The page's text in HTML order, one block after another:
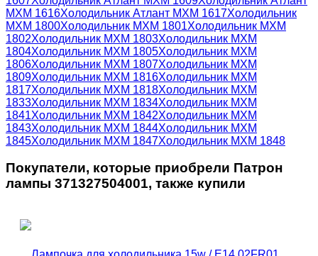
МХМ 1616Холодильник Атлант МХМ 1617Холодильник
МХМ 1800Холодильник МХМ 1801Холодильник МХМ
1802Холодильник МХМ 1803Холодильник МХМ
1804Холодильник МХМ 1805Холодильник МХМ
1806Холодильник МХМ 1807Холодильник МХМ
1809Холодильник МХМ 1816Холодильник МХМ
1817Холодильник МХМ 1818Холодильник МХМ
1833Холодильник МХМ 1834Холодильник МХМ
1841Холодильник МХМ 1842Холодильник МХМ
1843Холодильник МХМ 1844Холодильник МХМ
1845Холодильник МХМ 1847Холодильник МХМ 1848
Покупатели, которые приобрели Патрон
лампы 371327504001, также купили